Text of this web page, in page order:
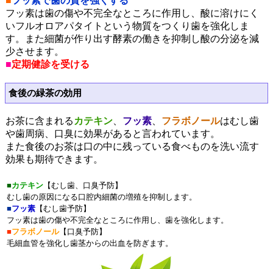
フッ素は歯の傷や不完全なところに作用し、酸に溶けにく
いフルオロアパタイトという物質をつくり歯を強化しま
す。また細菌が作り出す酵素の働きを抑制し酸の分泌を減
少させます。
■定期健診を受ける
食後の緑茶の効用
お茶に含まれる カテキン フッ素 フラボノールはむし歯
や歯周病、口臭に効果があると言われています。
また食後のお茶は口の中に残っている食べものを洗い流す
効果も期待できます。
■カテキン 【むし歯、口臭予防】
むし歯の原因になる口腔内細菌の増殖を抑制します。
■フッ素 【むし歯予防】
フッ素は歯の傷や不完全なところに作用し、歯を強化します。
■フラボノール【口臭予防】
毛細血管を強化し歯茎からの出血を防ぎます。